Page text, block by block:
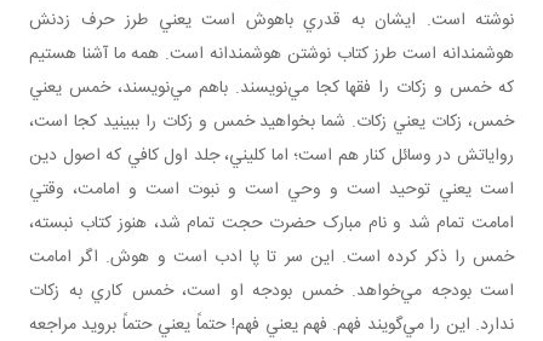
نوشته است. ايشان به قدري باهوش است يعني طرز حرف زدنش
هوشمندانه است طرز کتاب نوشتن هوشمندانه است. همه ما آشنا هستيم
که خمس و زکات را فقها کجا مي‌نويسند. باهم مي‌نويسند، خمس يعني
خمس، زکات يعني زکات. شما بخواهيد خمس و زکات را ببينيد کجا است،
رواياتش در وسائل کنار هم است؛ اما کليني، جلد اول کافي که اصول دين
است يعني توحيد است و وحي است و نبوت است و امامت، وقتي
امامت تمام شد و نام مبارک حضرت حجت تمام شد، هنوز کتاب نبسته،
خمس را ذکر کرده است. اين سر تا پا ادب است و هوش. اگر امامت
است بودجه مي‌خواهد. خمس بودجه او است، خمس کاري به زکات
ندارد. اين را مي‌گويند فهم. فهم يعني فهم! حتماً يعني حتماً برويد مراجعه